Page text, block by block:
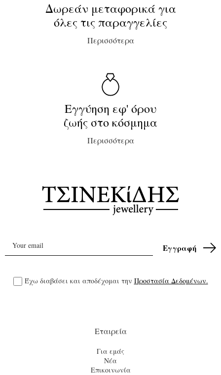
Δωρεάν μεταφορικά για
όλες τις παραγγελίες
Περισσότερα
Εγγύηση εφ' όρου
ζωής στο κόσμημα
Περισσότερα
Έχω διαβάσει και αποδέχομαι την Προστασία Δεδομένων.
Εταιρεία
Για εμάς
Νέα
Επικοινωνία